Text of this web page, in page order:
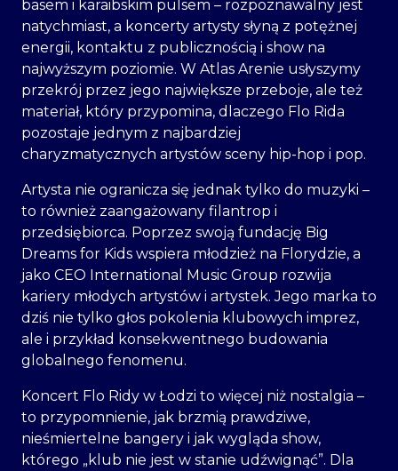
basem i karaibskim pulsem – rozpoznawalny jest
natychmiast, a koncerty artysty słyną z potężnej
energii, kontaktu z publicznością i show na
najwyższym poziomie. W Atlas Arenie usłyszymy
przekrój przez jego największe przeboje, ale też
materiał, który przypomina, dlaczego Flo Rida
pozostaje jednym z najbardziej
charyzmatycznych artystów sceny hip-hop i pop.
Artysta nie ogranicza się jednak tylko do muzyki –
to również zaangażowany filantrop i
przedsiębiorca. Poprzez swoją fundację Big
Dreams for Kids wspiera młodzież na Florydzie, a
jako CEO International Music Group rozwija
kariery młodych artystów i artystek. Jego marka to
dziś nie tylko głos pokolenia klubowych imprez,
ale i przykład konsekwentnego budowania
globalnego fenomenu.
Koncert Flo Ridy w Łodzi to więcej niż nostalgia –
to przypomnienie, jak brzmią prawdziwe,
nieśmiertelne bangery i jak wygląda show,
którego „klub nie jest w stanie udźwignąć”. Dla